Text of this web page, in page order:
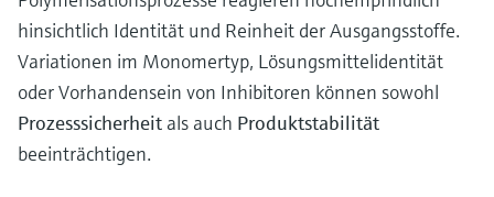
hinsichtlich Identität und Reinheit der Ausgangsstoffe.
Variationen im Monomertyp, Lösungsmittelidentität
oder Vorhandensein von Inhibitoren können sowohl
Prozesssicherheit als auch Produktstabilität
beeinträchtigen.